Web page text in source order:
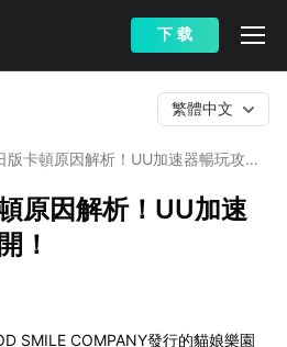
下 载
版卡頓原因解析！UU加速器暢玩攻略
繁體中文
原因解析！UU加速
！
SMILE COMPANY發行的貓娘樂園